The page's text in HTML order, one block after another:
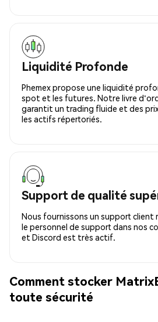
Liquidité Profonde
Phemex propose une liquidité
spot et les futures. Notre livre
garantit un trading fluide et des
les actifs répertoriés.
Support de qualité
Nous fournissons un support client
le personnel de support dans nos
et Discord est très actif.
Comment stocker
toute sécurité